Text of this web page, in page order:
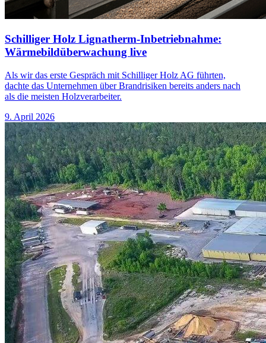
Schilliger Holz Lignatherm-Inbetriebnahme:
Wärmebildüberwachung live
Als wir das erste Gespräch mit Schilliger Holz AG führten,
dachte das Unternehmen über Brandrisiken bereits anders nach
als die meisten Holzverarbeiter.
9. April 2026